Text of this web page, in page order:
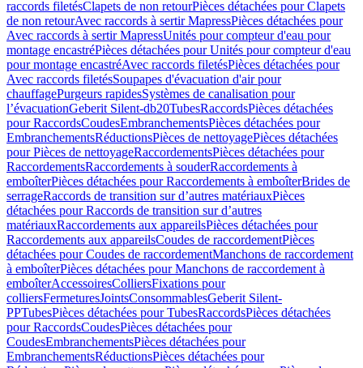
raccords filetésClapets de non retourPièces détachées pour Clapets
de non retourAvec raccords à sertir MapressPièces détachées pour
Avec raccords à sertir MapressUnités pour compteur d'eau pour
montage encastréPièces détachées pour Unités pour compteur d'eau
pour montage encastréAvec raccords filetésPièces détachées pour
Avec raccords filetésSoupapes d'évacuation d'air pour
chauffagePurgeurs rapidesSystèmes de canalisation pour
l’évacuationGeberit Silent-db20TubesRaccordsPièces détachées
pour RaccordsCoudesEmbranchementsPièces détachées pour
EmbranchementsRéductionsPièces de nettoyagePièces détachées
pour Pièces de nettoyageRaccordementsPièces détachées pour
RaccordementsRaccordements à souderRaccordements à
emboîterPièces détachées pour Raccordements à emboîterBrides de
serrageRaccords de transition sur d’autres matériauxPièces
détachées pour Raccords de transition sur d’autres
matériauxRaccordements aux appareilsPièces détachées pour
Raccordements aux appareilsCoudes de raccordementPièces
détachées pour Coudes de raccordementManchons de raccordement
à emboîterPièces détachées pour Manchons de raccordement à
emboîterAccessoiresColliersFixations pour
colliersFermeturesJointsConsommablesGeberit Silent-
PPTubesPièces détachées pour TubesRaccordsPièces détachées
pour RaccordsCoudesPièces détachées pour
CoudesEmbranchementsPièces détachées pour
EmbranchementsRéductionsPièces détachées pour